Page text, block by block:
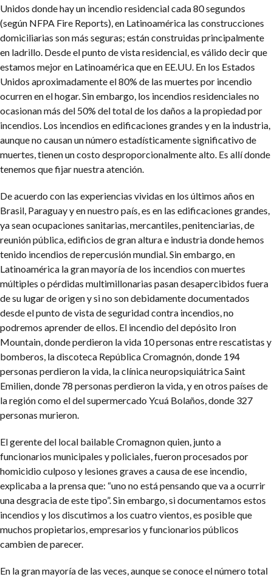
Unidos donde hay un incendio residencial cada 80 segundos
(según NFPA Fire Reports), en Latinoamérica las construcciones
domiciliarias son más seguras; están construidas principalmente
en ladrillo. Desde el punto de vista residencial, es válido decir que
estamos mejor en Latinoamérica que en EE.UU. En los Estados
Unidos aproximadamente el 80% de las muertes por incendio
ocurren en el hogar. Sin embargo, los incendios residenciales no
ocasionan más del 50% del total de los daños a la propiedad por
incendios. Los incendios en edificaciones grandes y en la industria,
aunque no causan un número estadísticamente significativo de
muertes, tienen un costo desproporcionalmente alto. Es allí donde
tenemos que fijar nuestra atención.
De acuerdo con las experiencias vividas en los últimos años en
Brasil, Paraguay y en nuestro país, es en las edificaciones grandes,
ya sean ocupaciones sanitarias, mercantiles, penitenciarias, de
reunión pública, edificios de gran altura e industria donde hemos
tenido incendios de repercusión mundial. Sin embargo, en
Latinoamérica la gran mayoría de los incendios con muertes
múltiples o pérdidas multimillonarias pasan desapercibidos fuera
de su lugar de origen y si no son debidamente documentados
desde el punto de vista de seguridad contra incendios, no
podremos aprender de ellos. El incendio del depósito Iron
Mountain, donde perdieron la vida 10 personas entre rescatistas y
bomberos, la discoteca República Cromagnón, donde 194
personas perdieron la vida, la clínica neuropsiquiátrica Saint
Emilien, donde 78 personas perdieron la vida, y en otros países de
la región como el del supermercado Ycuá Bolaños, donde 327
personas murieron.
El gerente del local bailable Cromagnon quien, junto a
funcionarios municipales y policiales, fueron procesados por
homicidio culposo y lesiones graves a causa de ese incendio,
explicaba a la prensa que: “uno no está pensando que va a ocurrir
una desgracia de este tipo”. Sin embargo, si documentamos estos
incendios y los discutimos a los cuatro vientos, es posible que
muchos propietarios, empresarios y funcionarios públicos
cambien de parecer.
En la gran mayoría de las veces, aunque se conoce el número total